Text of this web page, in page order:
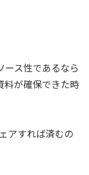
ス性であるなら
料が確保できた時
アすれば済むの